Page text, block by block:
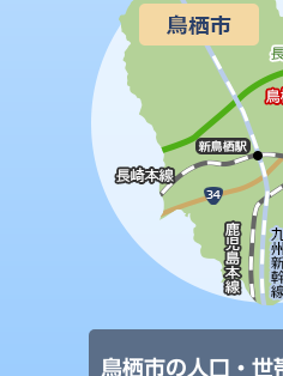
鳥栖市の人口・世